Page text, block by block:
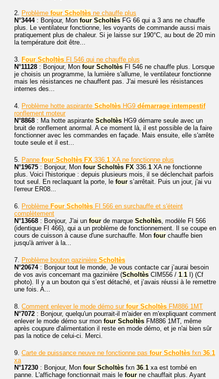
2. Problème four Scholtès ne chauffe plus
N°3444: Bonjour, Mon four Scholtès FG 66 qui a 3 ans ne chauffe
plus. Le ventilateur fonctionne, les voyants de commande aussi mais
pratiquement plus de chaleur. Si je laisse sur 190°C, au bout de 20 min
la température doit être...
3. Four Scholtès FI 546 qui ne chauffe plus
N°11128 : Bonjour, Mon four Scholtès FI 546 ne chauffe plus. Lorsque
je choisis un programme, la lumière s'allume, le ventilateur fonctionne
mais les résistances ne chauffent pas. J'ai mesuré les résistances
internes des...
4. Problème hotte aspirante Scholtès HG9 démarrage intempestif
ronflement moteur
N°8868 : Ma hotte aspirante Scholtès HG9 démarre seule avec un
bruit de ronflement anormal. A ce moment là, il est possible de la faire
fonctionner avec les commandes en façade. Mais ensuite, elle s'arrête
toute seule et il est...
5. Panne four Scholtès FX 336.1 XA ne fonctionne plus
N°19675 : Bonjour, Mon four Scholtès FX 336.1 XA ne fonctionne
plus. Voici l'historique : depuis plusieurs mois, il se déclenchait parfois
tout seul. En reclaquant la porte, le four s’arrêtait. Puis un jour, j'ai vu
l'erreur ER08...
6. Problème Four Scholtès FI 566 en surchauffe et s'éteint
complètement
N°13668 : Bonjour, J'ai un four de marque Scholtès, modèle FI 566
(identique FI 466), qui a un problème de fonctionnement. Il se coupe en
cours de cuisson à cause d'une surchauffe. Mon four chauffe bien
jusqu'à arriver à la...
7. Problème bouton gazinière Scholtès
N°20674: Bonjour tout le monde, Je vous contacte car j’aurai besoin
de vos avis concernant ma gazinière (Scholtès CIM556 / 1.1 I) (Cf
photo). Il y a un bouton qui s’est détaché, et j’avais réussi à le remettre
une fois. A...
8. Comment enlever le mode démo sur four Scholtès FM886 1MT
N°7072 : Bonjour, quelqu'un pourrait-il m'aider en m'expliquant comment
enlever le mode démo sur mon four Scholtès FM886 1MT, même
après coupure d'alimentation il reste en mode démo, et je n'ai bien sûr
pas la notice de celui-ci. Merci.
9. Carte de puissance neuve ne fonctionne pas four Scholtès fxn 36.1
xa
N°17230 : Bonjour, Mon four Scholtès fxn 36.1 xa est tombé en
panne. L'affichage fonctionnait mais le four ne chauffait plus. Ayant